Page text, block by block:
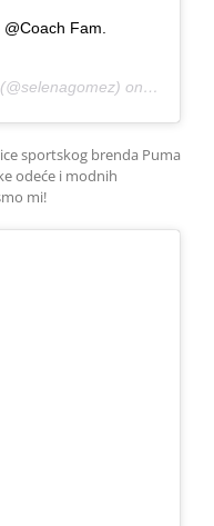
Fam.
(@selenagomez) on Mar 21,
sportskog brenda Puma
odeće i modnih
mi!